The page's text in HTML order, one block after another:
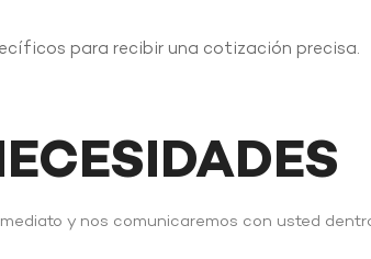
para recibir una cotización precisa.
y nos comunicaremos con usted